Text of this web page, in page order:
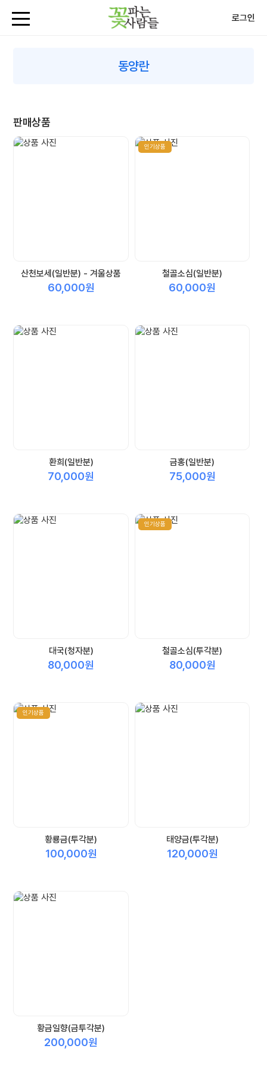
로그인
동양란
판매상품
산천보세(일반분) - 겨울상품
60,000원
인기상품
철골소심(일반분)
60,000원
환희(일반분)
70,000원
금홍(일반분)
75,000원
대국(청자분)
80,000원
인기상품
철골소심(투각분)
80,000원
인기상품
황룡금(투각분)
100,000원
태양금(투각분)
120,000원
황금일향(금투각분)
200,000원